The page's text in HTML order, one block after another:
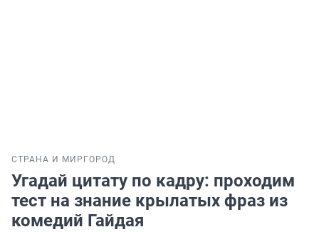
СТРАНА И МИР ГОРОД
Угадай цитату по кадру: проходим
тест на знание крылатых фраз из
комедий Гайдая